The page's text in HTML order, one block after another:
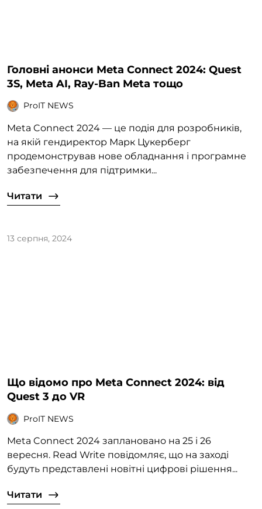
Головні анонси Meta Connect 2024: Quest
3S, Meta AI, Ray-Ban Meta тощо
ProIT NEWS
Meta Connect 2024 — це подія для розробників,
на якій гендиректор Марк Цукерберг
продемонстрував нове обладнання і програмне
забезпечення для підтримки...
Читати
13 серпня, 2024
Що відомо про Meta Connect 2024: від
Quest 3 до VR
ProIT NEWS
Meta Connect 2024 заплановано на 25 і 26
вересня. Read Write повідомляє, що на заході
будуть представлені новітні цифрові рішення...
Читати